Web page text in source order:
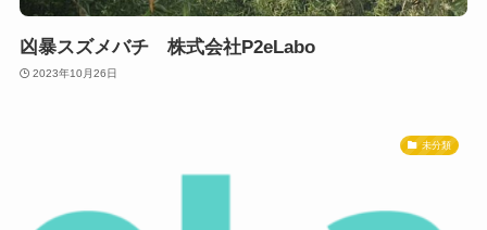
凶暴スズメバチ 株式会社P2eLabo
2023年10月26日
未分類